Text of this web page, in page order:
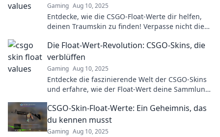
Gaming Aug 10, 2025
Entdecke, wie die CSGO-Float-Werte dir helfen,
deinen Traumskin zu finden! Verpasse nicht die
Die Float-Wert-Revolution: CSGO-Skins, die
verblüffen
Gaming Aug 10, 2025
Entdecke die faszinierende Welt der CSGO-Skins
und erfahre, wie der Float-Wert deine Sammlung
CSGO-Skin-Float-Werte: Ein Geheimnis, das
du kennen musst
Gaming Aug 10, 2025